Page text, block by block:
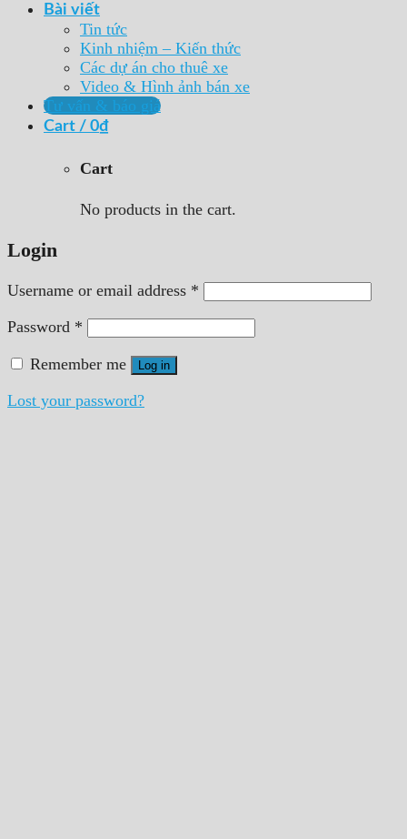
Bài viết
Tin tức
Kinh nhiệm – Kiến thức
Các dự án cho thuê xe
Video & Hình ảnh bán xe
Tư vấn & báo giá
Cart / 0₫
Cart
No products in the cart.
Login
Username or email address *
Password *
Remember me Log in
Lost your password?